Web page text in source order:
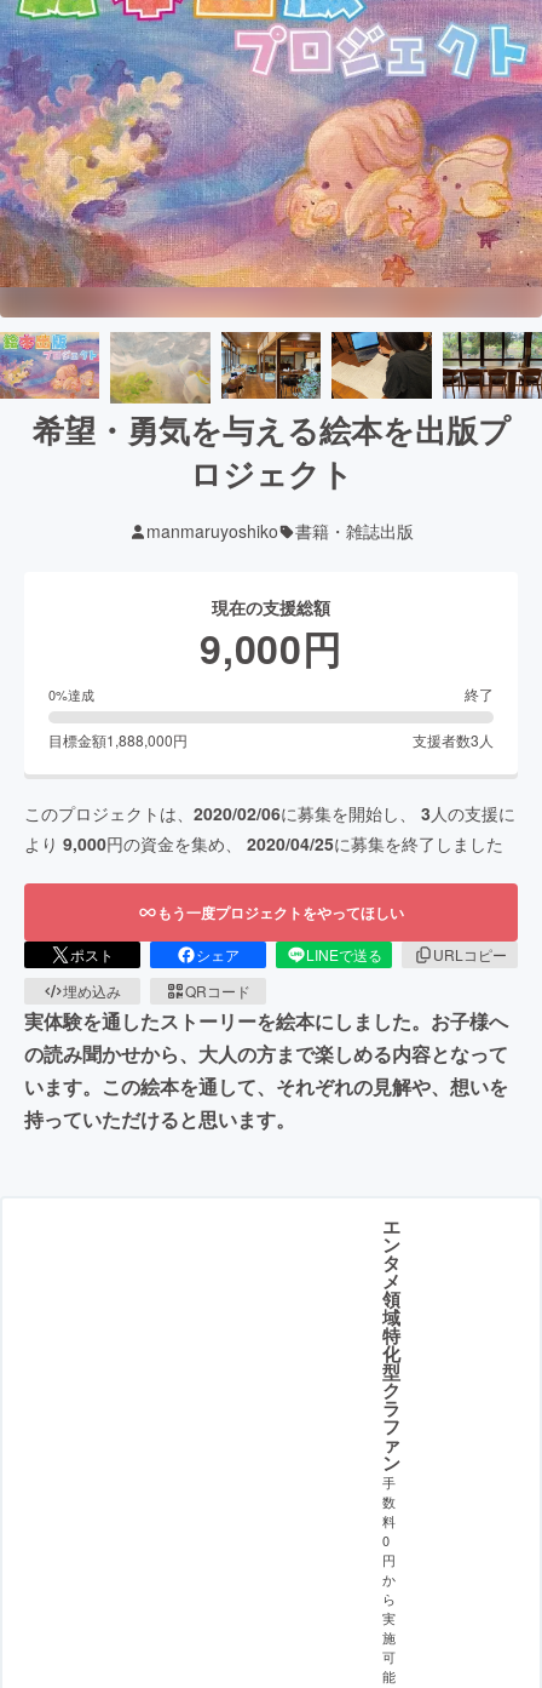
希望・勇気を与える絵本を出版プ
ロジェクト
manmaruyoshiko 書籍・雑誌出版
現在の支援総額
9,000円
0%達成 終了
目標金額1,888,000円 支援者数3 人
このプロジェクトは、 2020/02/06に募集を開始し、 3人の支援に
より 9,000円の資金を集め、 2020/04/25に募集を終了しました
もう一度プロジェクトをやってほしい
ポスト シェア LINEで送る
URLコピー
埋め込み
QRコード
実体験を通したストーリーを絵本にしました。お子様へ
の読み聞かせから、大人の方まで楽しめる内容となって
います。この絵本を通して、それぞれの見解や、想いを
持っていただけると思います。
エ
ン
タ
メ
領
域
特
化
型
ク
ラ
フ
ァ
ン
手
数
料
0
円
か
ら
実
施
可
能